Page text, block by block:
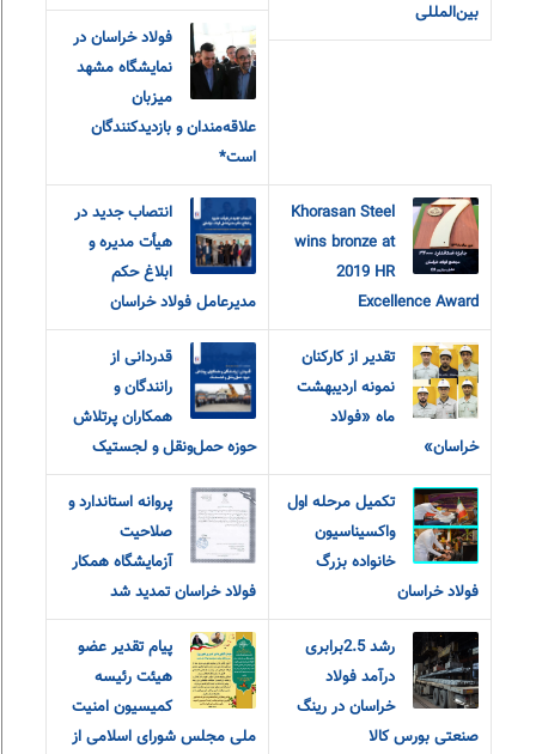
بین‌المللی
فولاد خراسان در
نمایشگاه مشهد
میزبان
علاقه‌مندان و‌ بازدیدکنندگان
است*
Khorasan Steel
wins bronze at
2019 HR
Excellence Award
انتصاب جدید در
هیأت مدیره و
ابلاغ حکم
مدیرعامل فولاد خراسان
تقدیر از کارکنان
نمونه اردیبهشت
ماه «فولاد
خراسان»
قدردانی از
رانندگان و
همکاران پرتلاش
حوزه حمل‌ونقل و لجستیک
تکمیل مرحله اول
واکسیناسیون
خانواده بزرگ
فولاد خراسان
پروانه استاندارد و
صلاحیت
آزمایشگاه همکار
فولاد خراسان تمدید شد
رشد 2.5برابری
درآمد فولاد
خراسان در رینگ
صنعتی بورس کالا
پیام تقدیر عضو
هیئت رئیسه
کمیسیون امنیت
ملی مجلس شورای اسلامی از